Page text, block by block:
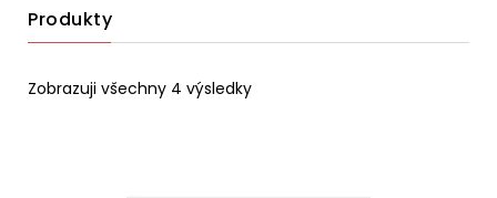
Produkty
Zobrazuji všechny 4 výsledky